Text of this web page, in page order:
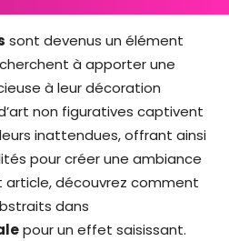
sont devenus un élément
à apporter une
à leur décoration
non figuratives captivent
inattendues, offrant ainsi
pour créer une ambiance
article, découvrez comment
dans
pour un effet saisissant.